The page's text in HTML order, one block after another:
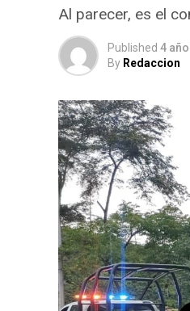
Al parecer, es el
Published 4
By Redaccion